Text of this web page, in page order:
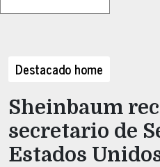
Destacado home
Sheinbaum
secretario de
Estados